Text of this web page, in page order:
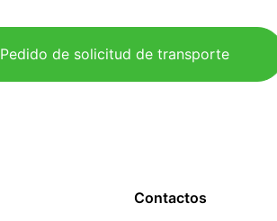
Pedido de solicitud de transporte
Contactos